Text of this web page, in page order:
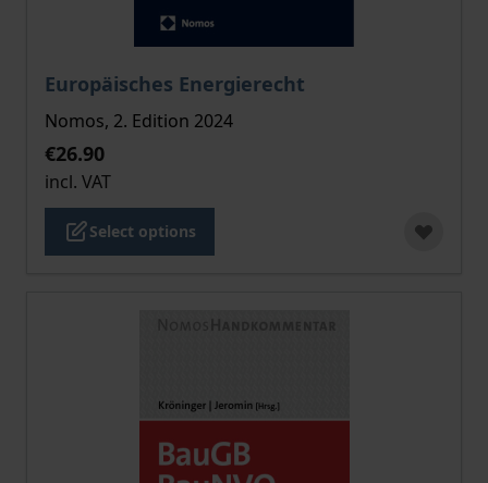
Europäisches Energierecht
The price depends on the options chosen on the
Nomos, 2. Edition 2024
€26.90
incl. VAT
Select options